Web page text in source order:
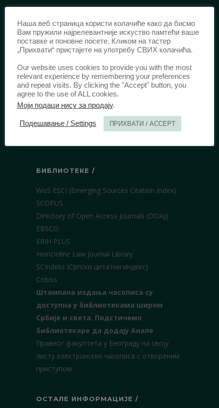
еISSN: 2406-2693(Онлајн издање)
DOI:10.51204/Anali_PFBU_1906
ИЗДАВАЧ /
Правни факултет Универзитета у
Београду
Булевар краља Александра 67
11000 Београд
БИБЛИОТЕКЕ /
WoS ESCI (Emerging Sources Citation Index)
SCOPUS
Directory of Open Access Journals (DOAJ)
EBSCO
ERIH PLUS
HeinOnline Law Journal Library
SCIndeks (Српски цитатни индекс)
Cobiss
Штампана издања часописа су
доступна у библиотекама широм
Србије и света. Подстичемо
библиотекаре да додају Анале
Правног факултета у Београду на своју
листу електронских часописа с отвореним
приступом.
ОСТАЛЕ ИНФОРМАЦИЈЕ /
Наша веб страница користи колачиће како да бисмо
Вам пружили најрелевантније искуство памтећи ваше
поставке и поновне посете. Кликом на тастер
„Прихвати“ пристајете на употребу СВИХ колачића.
Our website uses cookies to provide you with the most
relevant experience by remembering your preferences
and repeat visits. By clicking the "Accept" button, you
agree to the use of ALL cookies.
Моји подаци нису за продају.
Подешавање / Settings ПРИХВАТИ / ACCEPT